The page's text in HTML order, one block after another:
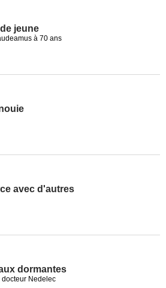
jeune
à 70 ans
avec d'autres
dormantes
docteur Nedelec